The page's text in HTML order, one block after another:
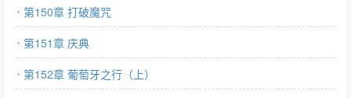
第150章 打破魔咒
第151章 庆典
第152章 葡萄牙之行（上）